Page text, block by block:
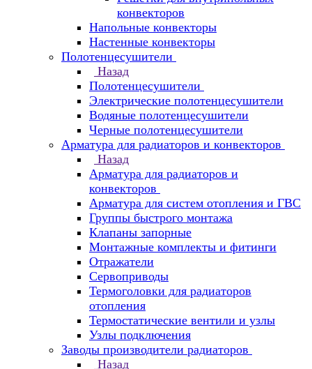
конвекторов
Напольные конвекторы
Настенные конвекторы
Полотенцесушители
Назад
Полотенцесушители
Электрические полотенцесушители
Водяные полотенцесушители
Черные полотенцесушители
Арматура для радиаторов и конвекторов
Назад
Арматура для радиаторов и
конвекторов
Арматура для систем отопления и ГВС
Группы быстрого монтажа
Клапаны запорные
Монтажные комплекты и фитинги
Отражатели
Сервоприводы
Термоголовки для радиаторов
отопления
Термостатические вентили и узлы
Узлы подключения
Заводы производители радиаторов
Назад